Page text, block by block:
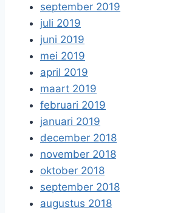
september 2019
juli 2019
juni 2019
mei 2019
april 2019
maart 2019
februari 2019
januari 2019
december 2018
november 2018
oktober 2018
september 2018
augustus 2018